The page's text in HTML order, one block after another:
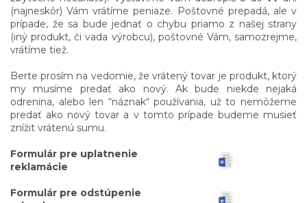
(najneskôr) Vám vrátíme peniaze. Poštovné prepadá, ale v
prípade, že sa bude jednať o chybu priamo z našej strany
(iný produkt, či vada výrobcu), poštovné Vám, samozrejme,
vrátíme tiež.
Berte prosím na vedomie, že vrátený tovar je produkt, ktorý
my musíme predať ako nový. Ak bude niekde nejaká
odrenina, alebo len “náznak“ používania, už to nemôžeme
predať ako nový tovar a v tomto prípade budeme musieť
znížit vrátenú sumu.
Formulár pre uplatnenie
reklamácie
Formulár pre odstúpenie